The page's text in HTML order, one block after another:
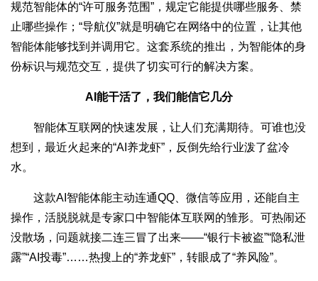
规范智能体的“许可服务范围”，规定它能提供哪些服务、禁
止哪些操作；“导航仪”就是明确它在网络中的位置，让其他
智能体能够找到并调用它。这套系统的推出，为智能体的身
份标识与规范交互，提供了切实可行的解决方案。
AI能干活了，我们能信它几分
智能体互联网的快速发展，让人们充满期待。可谁也没
想到，最近火起来的“AI养龙虾”，反倒先给行业泼了盆冷
水。
这款AI智能体能主动连通QQ、微信等应用，还能自主
操作，活脱脱就是专家口中智能体互联网的雏形。可热闹还
没散场，问题就接二连三冒了出来——“银行卡被盗”“隐私泄
露”“AI投毒”……热搜上的“养龙虾”，转眼成了“养风险”。